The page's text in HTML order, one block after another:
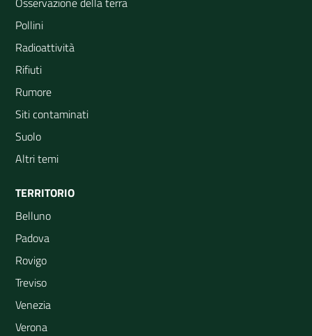
Pollini
Radioattività
Rifiuti
Rumore
Siti contaminati
Suolo
Altri temi
TERRITORIO
Belluno
Padova
Rovigo
Treviso
Venezia
Verona